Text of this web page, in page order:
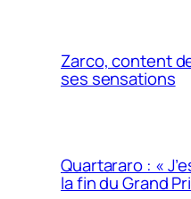
Zarco, content
ses sensations
Quartararo : «
la fin du Grand